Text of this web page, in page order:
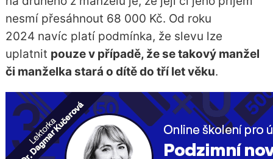
nesmí přesáhnout 68 000 Kč. Od roku
2024 navíc platí podmínka, že slevu lze
uplatnit pouze v případě, že se takový manžel
či manželka stará o dítě do tří let věku.